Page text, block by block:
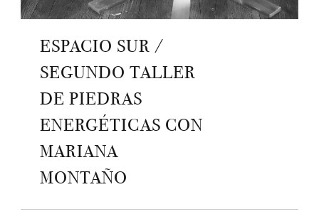
ESPACIO SUR /
SEGUNDO TALLER
DE PIEDRAS
ENERGÉTICAS CON
MARIANA
MONTAÑO